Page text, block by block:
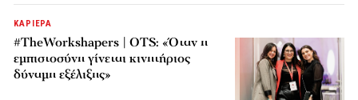
ΚΑΡΙΕΡΑ
#TheWorkshapers | OTS: «Όταν η
εμπιστοσύνη γίνεται κινητήριος
δύναμη εξέλιξης»